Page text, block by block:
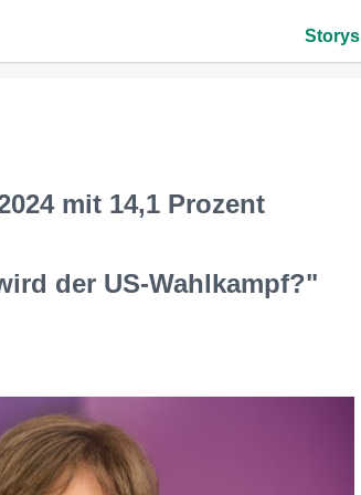
Storys
mit 14,1 Prozent
der US-Wahlkampf?"